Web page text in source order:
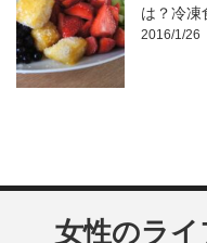
は？冷凍
2016/1/26
女性のラ